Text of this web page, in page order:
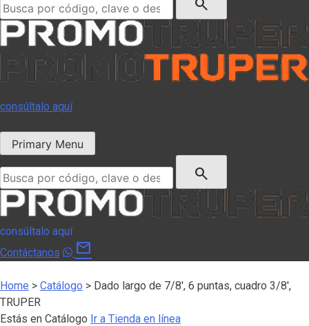
consúltalo aquí
Primary Menu
search
consúltalo aquí
Contáctanos
mail
Home > Catálogo > Dado largo de 7/8′, 6 puntas, cuadro 3/8′,
TRUPER
Estás en Catálogo Ir a Tienda en línea